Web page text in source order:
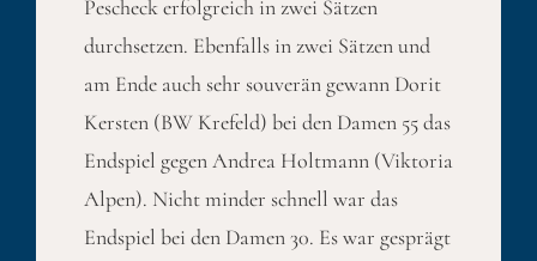
Pescheck erfolgreich in zwei Sätzen
durchsetzen. Ebenfalls in zwei Sätzen und
am Ende auch sehr souverän gewann Dorit
Kersten (BW Krefeld) bei den Damen 55 das
Endspiel gegen Andrea Holtmann (Viktoria
Alpen). Nicht minder schnell war das
Endspiel bei den Damen 30. Es war gesprägt